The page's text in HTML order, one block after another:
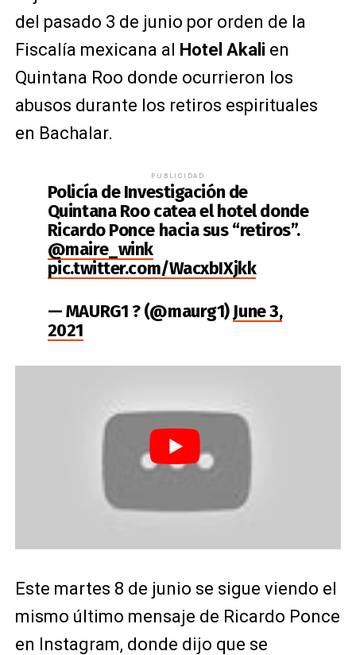
del pasado 3 de junio por orden de la
Fiscalía mexicana al Hotel Akalien
Quintana Roo donde ocurrieron los
abusos durante los retiros espirituales
en Bachalar.
PUBLICIDAD
Policía de Investigación de
Quintana Roo catea el hotel donde
Ricardo Ponce hacia sus “retiros”.
@maire_wink
pic.twitter.com/WacxbIXjkk
— MAURG1 ? (@maurg1)June 3,
2021
Este martes 8 de junio se sigue viendo el
mismo último mensaje de Ricardo Ponce
en Instagram, donde dijo que se